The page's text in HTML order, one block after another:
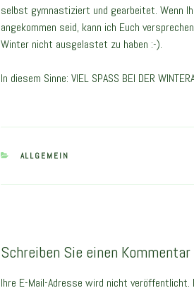
selbst gymnastiziert und gearbeitet. Wenn
angekommen seid, kann ich Euch
Winter nicht ausgelastet zu haben :-).
In diesem Sinne: VIEL SPASS BEI DER
KATEGORIEN
ALLGEMEIN
Schreiben Sie einen Kommentar
Ihre E-Mail-Adresse wird nicht veröffentlicht.